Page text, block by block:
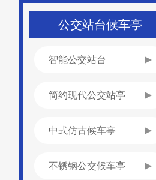
公交站台报价
乡镇候车亭
公
公交站台候车亭
智能公交站台
简约现代公交站亭
中式仿古候车亭
不锈钢公交候车亭